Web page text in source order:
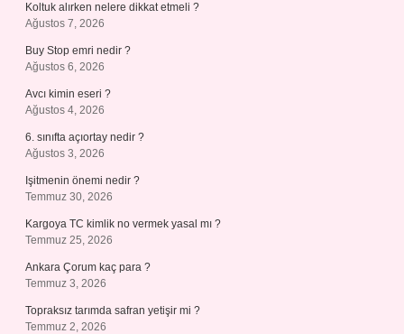
Koltuk alırken nelere dikkat etmeli ?
Ağustos 7, 2026
Buy Stop emri nedir ?
Ağustos 6, 2026
Avcı kimin eseri ?
Ağustos 4, 2026
6. sınıfta açıortay nedir ?
Ağustos 3, 2026
Işitmenin önemi nedir ?
Temmuz 30, 2026
Kargoya TC kimlik no vermek yasal mı ?
Temmuz 25, 2026
Ankara Çorum kaç para ?
Temmuz 3, 2026
Topraksız tarımda safran yetişir mi ?
Temmuz 2, 2026